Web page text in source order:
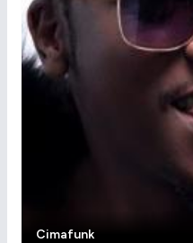
Cimafunk